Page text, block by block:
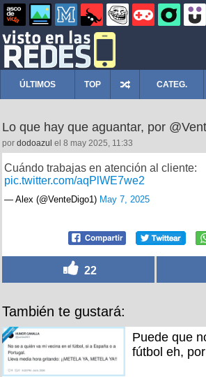
ÚLTIMOS TOP CATEG.
Lo que hay que aguantar, por
por dodoazul el 8 may 2025, 11:33
Cuándo trabajas en atención al cliente:
pic.twitter.com/aqPlWE7we2
— Alex (@VenteDigo1) May 7, 2025
22
También te gustará:
Puede que
fútbol eh,